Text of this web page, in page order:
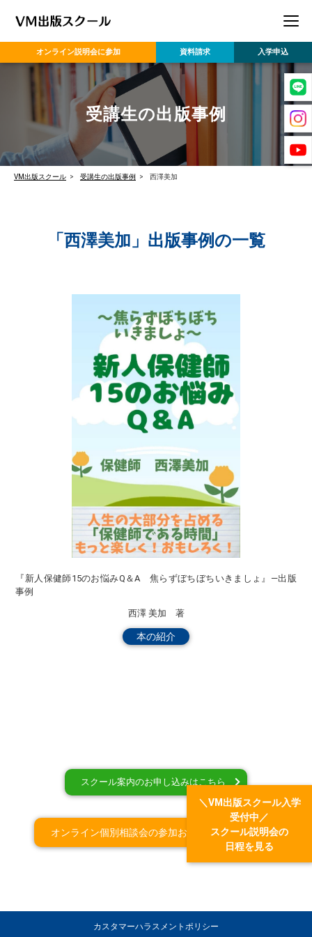
オンライン説明会に参加 資料請求 入学申込
＼VM出版スクール入学
受付中／
スクール説明会の
日程を見る
受講生の出版事例
VM出版スクール 受講生の出版事例 西澤美加
「西澤美加」出版事例の一覧
『新人保健師15のお悩みQ＆A 焦らずぼちぼちいきましょ』―出版
事例
西澤 美加 著
本の紹介
スクール案内のお申し込みはこちら
オンライン個別相談会の参加お申込みはこちら
カスタマーハラスメントポリシー